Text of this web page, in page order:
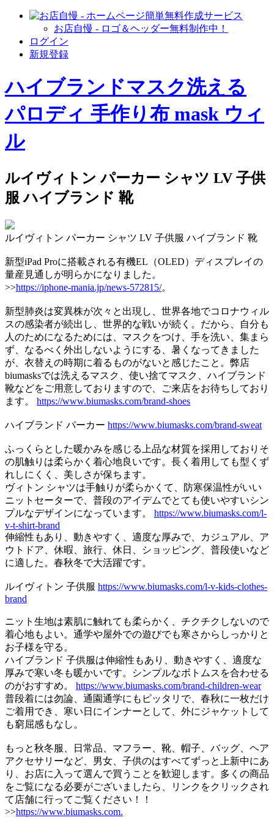
お店自慢 - ロゴ＆ヘッダー無料制作中！
ログイン
新規登録
ハイブランドマスク洗える
パロディ 手作り布 mask ウィ
ル
ルイヴィトン パーカー シャツ LV 子供
服 ハイブランド 靴
ルイヴィトン パーカー シャツ LV 子供服 ハイブランド 靴
新型iPad Proに搭載される有機EL（OLED）ディスプレイの
量産見通しが明らかになりました。
>>https://iphone-mania.jp/news-572815/。
新型肺炎は変異株が次々と出現し、世界各地でコロナウィル
スの感染者が続出し、世界的な戦いが続く。だから、自分も
人のためになるためには、マスクをつけ、手を洗い、集まら
ず、なるべく外出しないようにする、暑くなってきました
が、衣替えの時期に着るものがないと感じたこと。弊店
biumasksでは洗えるマスク、使い捨てマスク、ハイブランド
靴などをご用意しておりますので、ご来店をお待ちしており
ます。 https://www.biumasks.com/brand-shoes
ハイブランド パーカー https://www.biumasks.com/brand-sweat
ふっくらとした暖かみを感じる上品な材質を採用しておりそ
の肌触りは柔らかく着心地良いです。長く着用しても型くず
れしにくく、美しさが保ちます。
ヴィトン シャツは手触りが柔らかくて、防寒保温性がいい
ニットセーターで、普段のアイデムでとても使いやすいシン
プルなデザインになっています。 https://www.biumasks.com/l-
v-t-shirt-brand
伸縮性もあり、動きやすく、適度な厚みで、カジュアル、ア
ウトドア、休暇、旅行、休日、ショッピング、普段使いなど
に適した。春秋冬で大活躍です。
ルイヴィトン 子供服 https://www.biumasks.com/l-v-kids-clothes-
brand
ニット生地は素肌に触れても柔らかく、チクチクしないので
着心地もよい。通学や屋外での遊びでも寒さからしっかりと
お子様を守る。
ハイブランド 子供服は伸縮性もあり、動きやすく、適度な
厚みで寒い冬も暖かいです。シンプルなボトムスを合わせる
のがおすすめ。 https://www.biumasks.com/brand-children-wear
普段着には勿論、通園通学にもピッタリで、春秋に一枚だけ
ご着用でき、寒い日にインナーとして、外にジャケットして
も窮屈感もなし。
もっと秋冬服、日常品、マフラー、靴、帽子、バッグ、ヘア
アクセサリーなど、男女、子供のはすべてずっと上新中にあ
り、お店に入って選んで買うことを歓迎します。多くの商品
をご覧になる必要がございましたら、リンクをクリックされ
て店舗に行ってご覧ください！！
>>https://www.biumasks.com.